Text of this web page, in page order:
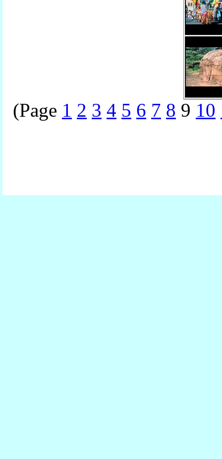
(Page 1 2 3 4 5 6 7 8 9 10